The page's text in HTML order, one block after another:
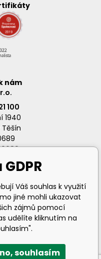
nám
100
1940
Těšín
Váš souhlas k využití
jiné mohli ukazovat
zájmů pomocí
udělíte kliknutím na
souhlasím